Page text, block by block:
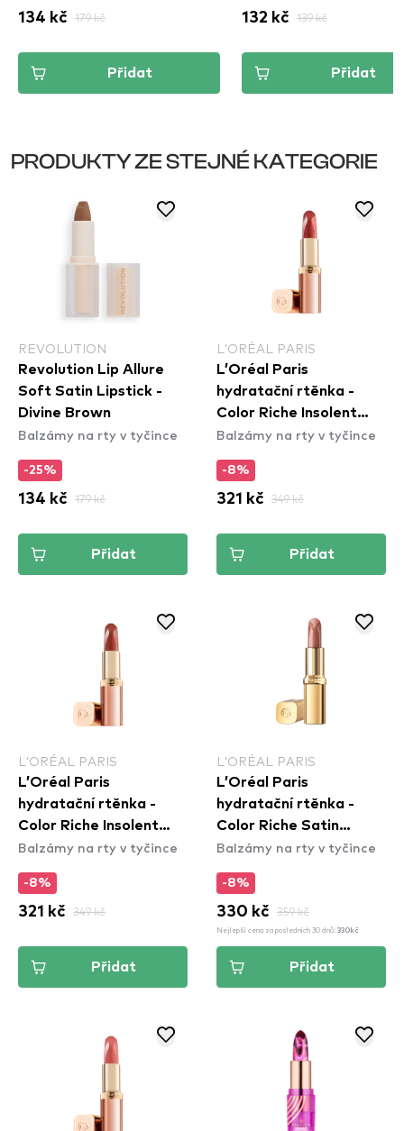
134 kč 179 kč
Přidat
132 kč 139 kč
Přidat
PRODUKTY ZE STEJNÉ KATEGORIE
REVOLUTION
Revolution Lip Allure
Soft Satin Lipstick -
Divine Brown
Balzámy na rty v tyčince
-25%
134 kč 179 kč
Přidat
L’ORÉAL PARIS
L’Oréal Paris
hydratační rtěnka -
Color Riche Insolent
Lipstick - 176 Irreverent
Balzámy na rty v tyčince
-8%
321 kč 349 kč
Přidat
L’ORÉAL PARIS
L’Oréal Paris
hydratační rtěnka -
Color Riche Insolent
Lipstick - 179 Decadent
Balzámy na rty v tyčince
-8%
321 kč 349 kč
Přidat
L’ORÉAL PARIS
L’Oréal Paris
hydratační rtěnka -
Color Riche Satin
Lipstick - 520 Defient
Balzámy na rty v tyčince
-8%
330 kč 359 kč
Nejlepší cena za posledních 30 dnů: 330kč
Přidat